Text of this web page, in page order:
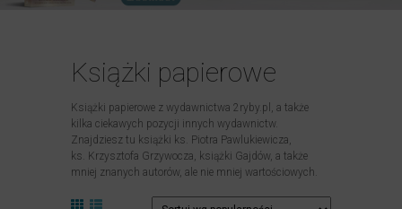
Książki papierowe
Książki papierowe z wydawnictwa 2ryby.pl, a także
kilka ciekawych pozycji innych wydawnictw.
Znajdziesz tu książki ks. Piotra Pawlukiewicza,
ks. Krzysztofa Grzywocza, książki Gajdów, a także
mniej znanych autorów, ale nie mniej wartościowych.